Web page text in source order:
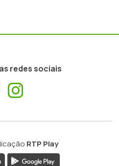
redes sociais
Facebook
RTP Play